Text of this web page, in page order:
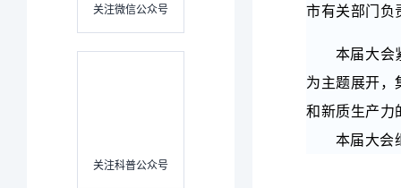
关注微信公众号
关注科普公众号
市有关部门负
本届大会
为主题展开
和新质生产力
本届大会